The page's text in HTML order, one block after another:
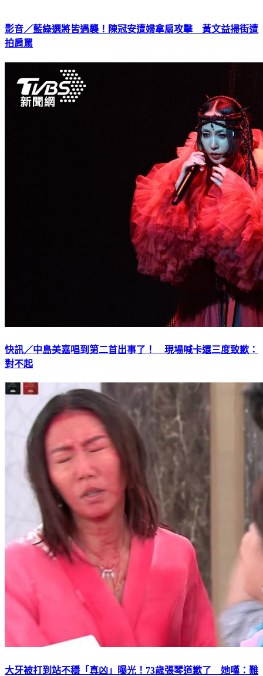
影音／藍綠選將皆遇襲！陳冠安遭婦拿扇攻擊 黃文益掃街遭
拍肩罵
快訊／中島美嘉唱到第二首出事了！ 現場喊卡還三度致歉：
對不起
大牙被打到站不穩「真凶」曝光！73歲張琴道歉了 她嘆：難